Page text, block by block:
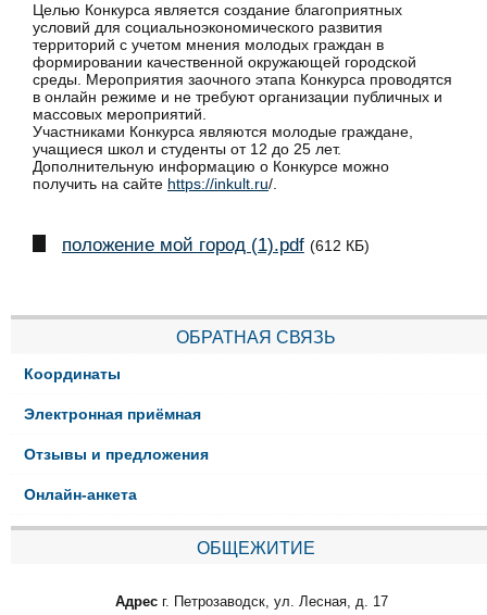
Целью Конкурса является создание благоприятных
условий для социальноэкономического развития
территорий с учетом мнения молодых граждан в
формировании качественной окружающей городской
среды. Мероприятия заочного этапа Конкурса проводятся
в онлайн режиме и не требуют организации публичных и
массовых мероприятий.
Участниками Конкурса являются молодые граждане,
учащиеся школ и студенты от 12 до 25 лет.
Дополнительную информацию о Конкурсе можно
получить на сайте https://inkult.ru/.
положение мой город (1).pdf (612 КБ)
ОБРАТНАЯ СВЯЗЬ
Координаты
Электронная приёмная
Отзывы и предложения
Онлайн-анкета
ОБЩЕЖИТИЕ
Адрес г. Петрозаводск, ул. Лесная, д. 17